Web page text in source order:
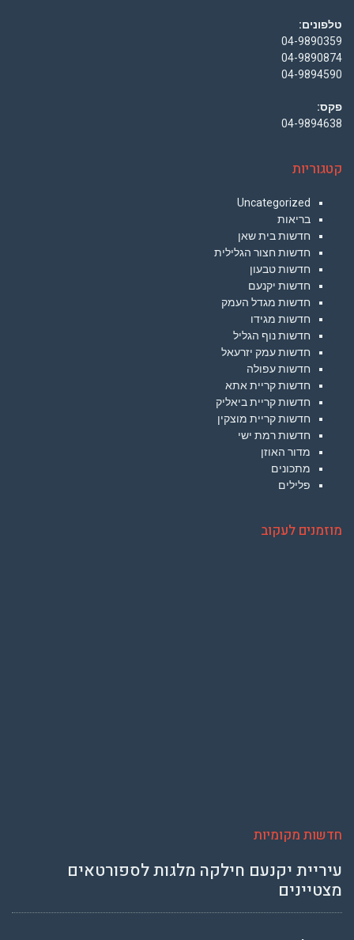
טלפונים:
04-9890359
04-9890874
04-9894590
פקס:
04-9894638
קטגוריות
Uncategorized
בריאות
חדשות בית שאן
חדשות חצור הגלילית
חדשות טבעון
חדשות יקנעם
חדשות מגדל העמק
חדשות מגידו
חדשות נוף הגליל
חדשות עמק יזרעאל
חדשות עפולה
חדשות קריית אתא
חדשות קריית ביאליק
חדשות קריית מוצקין
חדשות רמת ישי
מדור האוזן
מתכונים
פלילים
מוזמנים לעקוב
חדשות מקומיות
עיריית יקנעם חילקה מלגות לספורטאים
מצטיינים